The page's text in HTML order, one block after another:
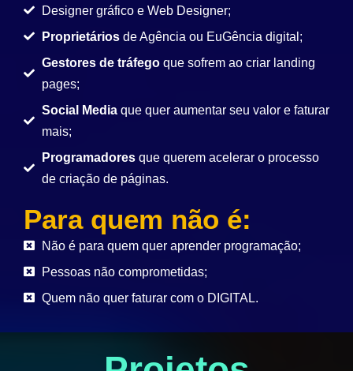
Designer gráfico e Web Designer;
Proprietários de Agência ou EuGência digital;
Gestores de tráfegoque sofrem ao criar landing
pages;
Social Media que quer aumentar seu valor e faturar
mais;
Programadores que querem acelerar o processo
de criação de páginas.
Para quem não é:
Não é para quem quer aprender programação;
Pessoas não comprometidas;
Quem não quer faturar com o DIGITAL.